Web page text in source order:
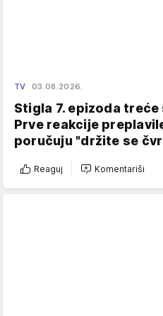
TV 03.08.2026.
Stigla 7. epizoda treće
Prve reakcije
poručuju "držite se
Reaguj Komentariši